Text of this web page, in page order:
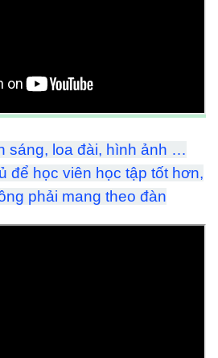
sáng, loa đài, hình ảnh …
để học viên học tập tốt hơn,
phải mang theo đàn